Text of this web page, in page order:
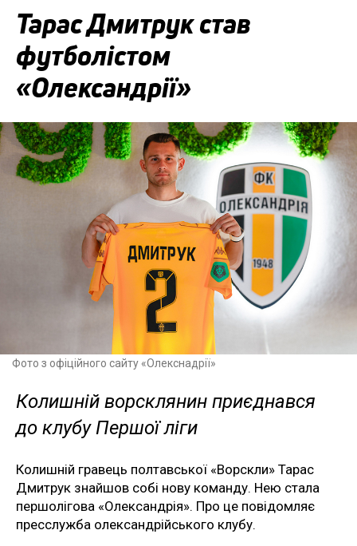
Тарас Дмитрук став
футболістом
«Олександрії»
Фото з офіційного сайту «Олекснадрії»
Колишній ворсклянин приєднався
до клубу Першої ліги
Колишній гравець полтавської «Ворскли» Тарас
Дмитрук знайшов собі нову команду. Нею стала
першолігова «Олександрія». Про це повідомляє
пресслужба олександрійського клубу.